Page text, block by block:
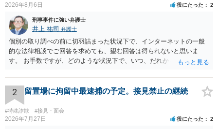
2026年8月6日 役にたった 2
刑事事件に強い弁護士
井上 祐司 弁護士
個別の取り調べの前に切羽詰まった状況下で、インターネットの一般
的な法律相談でご回答を求めても、望む回答は得られないと思いま
す。 お手数ですが、どのような状況下で、いつ、だれからどのような
の程度だと聞いているのかということについて、お近くで詳細な法律
相談を受けられたうえで対処方法を探された方がよいと思われます。
一般論でいえば、任意取り調べの場合、ＩＣレコーダーを持参して取
り調べ内容を録音することは必須だと考えます。
2 留置場に拘留中最逮捕の予定。接見禁止の継続
#特殊詐欺 #接見・面会
2026年7月27日 役にたった 2